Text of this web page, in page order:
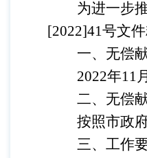
为进一步
[2022]41号文
一、无偿
2022年11月
二、无偿
按照市政
三、工作